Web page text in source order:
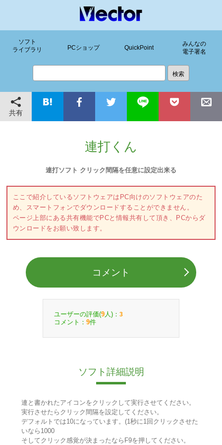
ソフト
ライブラリ
PCショップ QuickPoint
みんなの
電子署名
共有
連打くん
連打ソフト クリック間隔を任意に設定出来る
ここで紹介しているソフトウェアはPC向けのソフトウェアのた
め、スマートフォンでダウンロードすることができません。
ページ上部にある共有機能でPCと情報共有して頂き、PCからダ
ウンロードをお願い致します。
コメント
ユーザーの評価(9 人)： 3
コメント： 9件
ソフト詳細説明
連と書かれたアイコンをクリックして実行させてください。
実行させたらクリック間隔を設定してください。
デフォルトでは10になっています。(1秒に1回クリックさせた
いなら1000
そしてクリック感覚が決まったならF9を押してください。